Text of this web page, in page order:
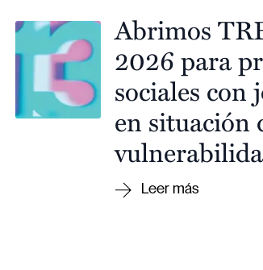
Abrimos
2026 para
sociales con
en situación